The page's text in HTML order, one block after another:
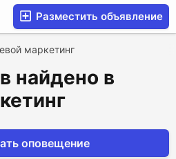
Разместить объявление
маркетинг
найдено в
оповещение